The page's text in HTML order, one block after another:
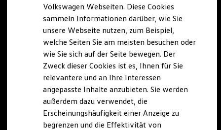
Volkswagen Webseiten. Diese Cookies
sammeln Informationen darüber, wie Sie
unsere Webseite nutzen, zum Beispiel,
welche Seiten Sie am meisten besuchen oder
wie Sie sich auf der Seite bewegen. Der
Zweck dieser Cookies ist es, Ihnen für Sie
relevantere und an Ihre Interessen
angepasste Inhalte anzubieten. Sie werden
außerdem dazu verwendet, die
Erscheinungshäufigkeit einer Anzeige zu
begrenzen und die Effektivität von